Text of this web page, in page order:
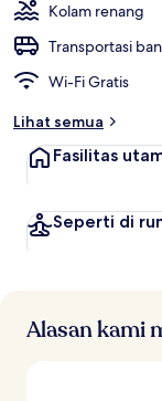
Kolam renang
Transportasi
Wi-Fi Gratis
Lihat semua
Fasilitas
Seperti di
Alasan kami